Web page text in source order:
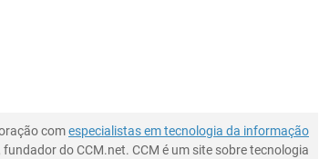
comespecialistas em tecnologia da informação
do CCM.net. CCM é um site sobre tecnologia